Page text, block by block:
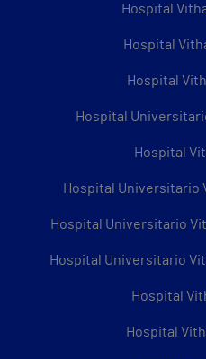
Hospital
Hospital
Hospital
Hospital
Hospital
Hospital Universitario
Hospital Universitario
Hospital Universitario
Hospital
Hospital